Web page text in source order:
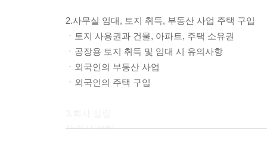
2.사무실 임대, 토지 취득, 부동산 사업 주택 구입
ㆍ토지 사용권과 건물, 아파트, 주택 소유권
ㆍ공장용 토지 취득 및 임대 시 유의사항
ㆍ외국인의 부동산 사업
ㆍ외국인의 주택 구입
1) 회사 설립